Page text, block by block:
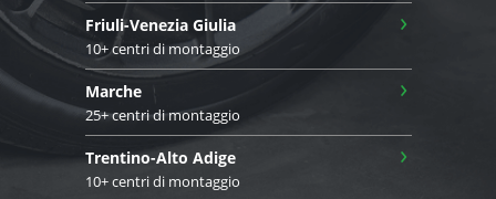
Friuli-Venezia Giulia
10+ centri di montaggio
›
Marche
25+ centri di montaggio
›
Trentino-Alto Adige
10+ centri di montaggio
›